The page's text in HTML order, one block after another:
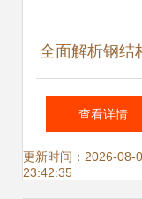
全面解析钢结
条计算方法
查看详情
更新时间：2026-08-
23:42:35